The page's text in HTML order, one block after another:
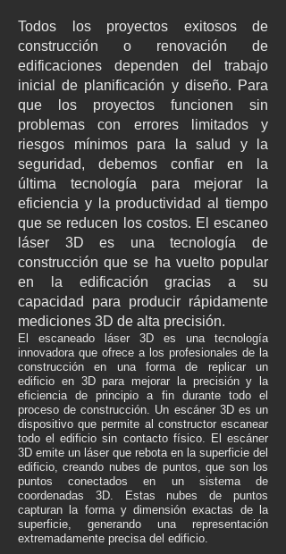
Todos los proyectos exitosos de
construcción o renovación de
edificaciones dependen del trabajo
inicial de planificación y diseño. Para
que los proyectos funcionen sin
problemas con errores limitados y
riesgos mínimos para la salud y la
seguridad, debemos confiar en la
última tecnología para mejorar la
eficiencia y la productividad al tiempo
que se reducen los costos. El escaneo
láser 3D es una tecnología de
construcción que se ha vuelto popular
en la edificación gracias a su
capacidad para producir rápidamente
mediciones 3D de alta precisión.
El escaneado láser 3D es una tecnología
innovadora que ofrece a los profesionales de la
construcción en una forma de replicar un
edificio en 3D para mejorar la precisión y la
eficiencia de principio a fin durante todo el
proceso de construcción. Un escáner 3D es un
dispositivo que permite al constructor escanear
todo el edificio sin contacto físico. El escáner
3D emite un láser que rebota en la superficie del
edificio, creando nubes de puntos, que son los
puntos conectados en un sistema de
coordenadas 3D. Estas nubes de puntos
capturan la forma y dimensión exactas de la
superficie, generando una representación
extremadamente precisa del edificio.